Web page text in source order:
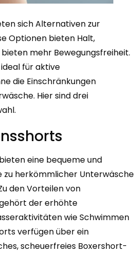
sich Alternativen zur
Optionen bieten Halt,
mehr Bewegungsfreiheit.
für aktive
die Einschränkungen
Hier sind drei
eine bequeme und
herkömmlicher Unterwäsche
den Vorteilen von
der erhöhte
wie Schwimmen
verfügen über ein
scheuerfreies Boxershort-